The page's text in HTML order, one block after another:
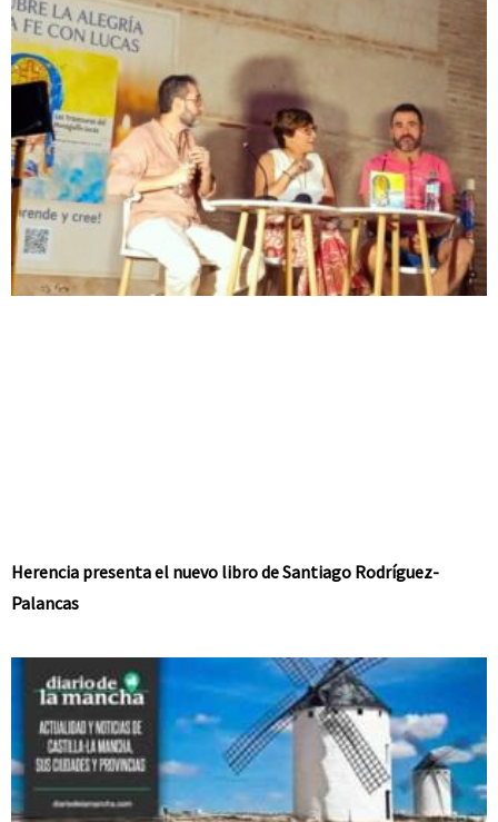
Herencia presenta el nuevo libro de Santiago Rodríguez-
Palancas